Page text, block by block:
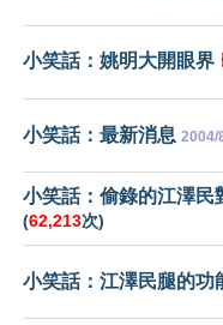
小笑話：姚明大開眼界
小笑話：最新消息 2004/
小笑話：偷錄的江澤民
(62,213次)
小笑話：江澤民腿的功